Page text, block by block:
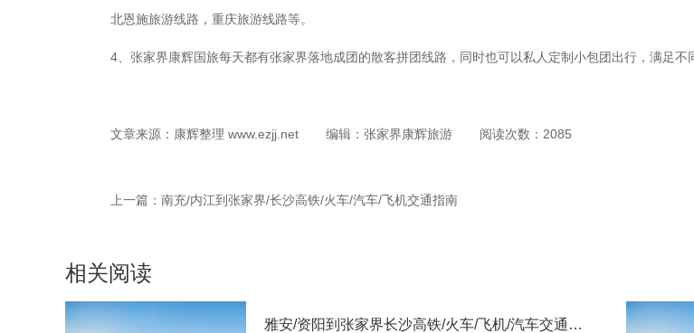
北恩施旅游线路，重庆旅游线路等。
4、张家界康辉国旅每天都有张家界落地成团的散客拼团线路，同时也可以私人定制小包团出行，满足不
文章来源：康辉整理 www.ezjj.net 编辑：张家界康辉旅游 阅读次数：2085
上一篇： 南充/内江到张家界/长沙高铁/火车/汽车/飞机交通指南
相关阅读
雅安/资阳到张家界长沙高铁/火车/飞机/汽车交通指南